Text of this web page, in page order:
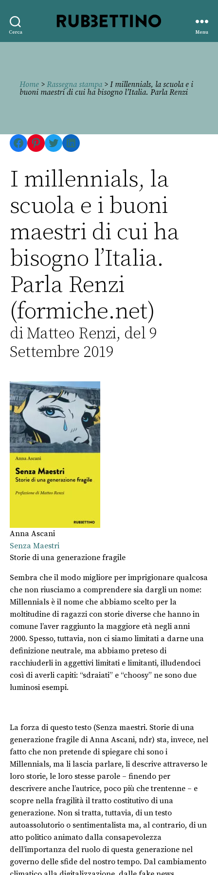
Cerca
editore
Menu
Home > Rassegna stampa> I millennials, la scuola e i
buoni maestri di cui ha bisogno l’Italia. Parla Renzi
Facebook
Pinterest
TwitterLinkedIn
I millennials, la
scuola e i buoni
maestri di cui ha
bisogno l’Italia.
Parla Renzi
(formiche.net)
di Matteo Renzi, del 9
Settembre 2019
Anna Ascani
Senza Maestri
Storie di una generazione fragile
Sembra che il modo migliore per imprigionare qualcosa
che non riusciamo a comprendere sia dargli un nome:
Millennials è il nome che abbiamo scelto per la
moltitudine di ragazzi con storie diverse che hanno in
comune l’aver raggiunto la maggiore età negli anni
2000. Spesso, tuttavia, non ci siamo limitati a darne una
definizione neutrale, ma abbiamo preteso di
racchiuderli in aggettivi limitati e limitanti, illudendoci
così di averli capiti: “sdraiati” e “choosy” ne sono due
luminosi esempi.
La forza di questo testo (Senza maestri. Storie di una
generazione fragile di Anna Ascani, ndr) sta, invece, nel
fatto che non pretende di spiegare chi sono i
Millennials, ma li lascia parlare, li descrive attraverso le
loro storie, le loro stesse parole – finendo per
descrivere anche l’autrice, poco più che trentenne – e
scopre nella fragilità il tratto costitutivo di una
generazione. Non si tratta, tuttavia, di un testo
autoassolutorio o sentimentalista ma, al contrario, di un
atto politico animato dalla consapevolezza
dell’importanza del ruolo di questa generazione nel
governo delle sfide del nostro tempo. Dal cambiamento